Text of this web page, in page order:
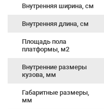
Внутренняя ширина, см
Внутренняя длина, см
Площадь пола
платформы, м2
Внутренние размеры
кузова, мм
Габаритные размеры,
мм